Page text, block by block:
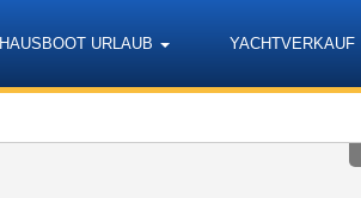
HAUSBOOT URLAUB YACHTVERKAUF